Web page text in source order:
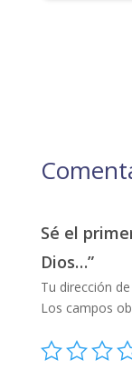
Sé el
Dios…”
Tu dirección
Los campos